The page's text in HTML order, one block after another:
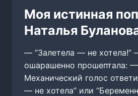
Моя истинная
Наталья
— “Залетела — не хотела!”
ошарашенно прошептала:
Механический голос
— не хотела” или